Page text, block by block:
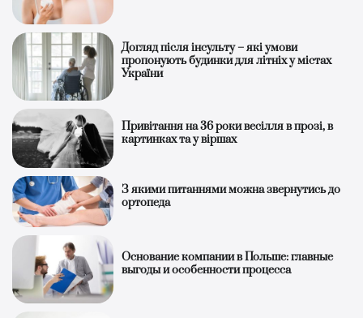
Догляд після інсульту – які умови
пропонують будинки для літніх у містах
України
Привітання на 36 роки весілля в прозі, в
картинках та у віршах
З якими питаннями можна звернутись до
ортопеда
Основание компании в Польше: главные
выгоды и особенности процесса